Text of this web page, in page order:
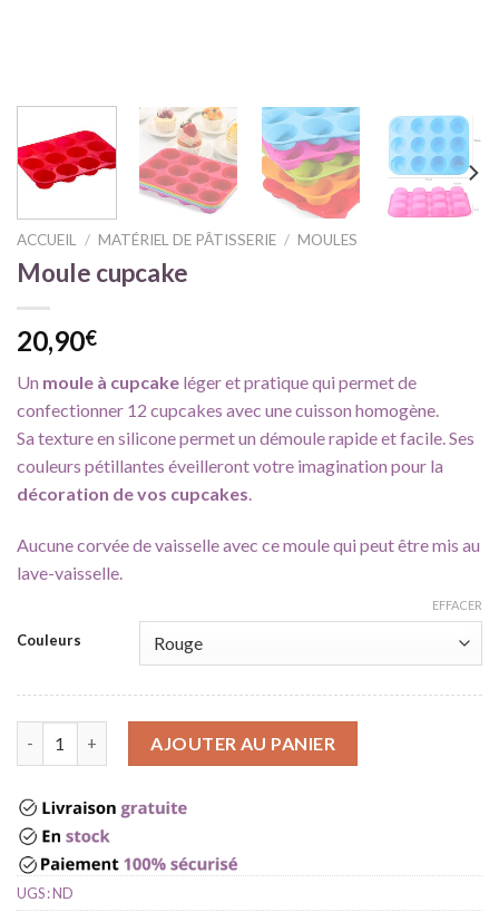
ACCUEIL / MATÉRIEL DE PÂTISSERIE / MOULES
Moule cupcake
20,90€
Un moule à cupcake léger et pratique qui permet de
confectionner 12 cupcakes avec une cuisson homogène.
Sa texture en silicone permet un démoule rapide et facile. Ses
couleurs pétillantes éveilleront votre imagination pour la
décoration de vos cupcakes.
Aucune corvée de vaisselle avec ce moule qui peut être mis au
lave-vaisselle.
Couleurs
EFFACER
AJOUTER AU PANIER
UGS :ND